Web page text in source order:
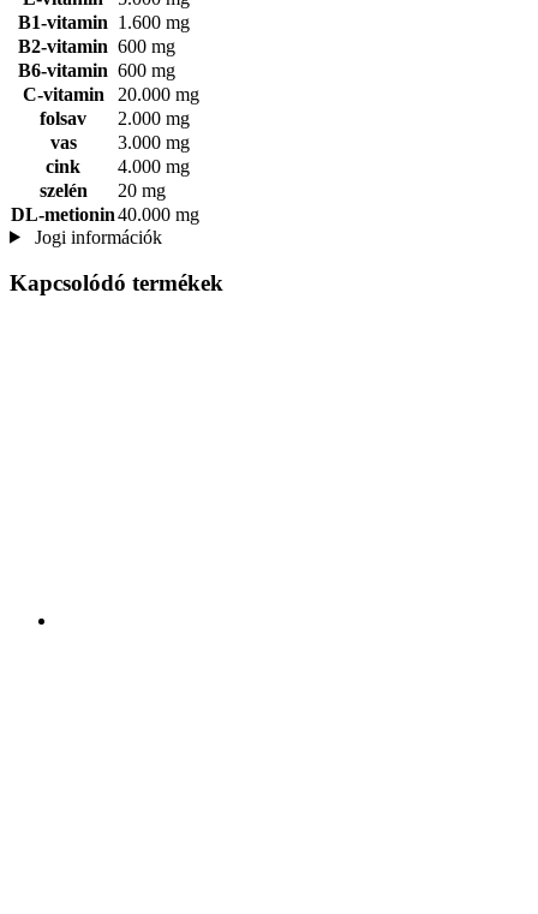
B1-vitamin 1.600 mg
B2-vitamin 600 mg
B6-vitamin 600 mg
C-vitamin
20.000 mg
folsav
2.000 mg
vas
3.000 mg
cink
4.000 mg
szelén
20 mg
DL-metionin40.000 mg
Jogi információk
Kapcsolódó termékek